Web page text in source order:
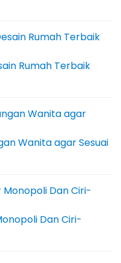
Rumah Terbaik
Wanita agar Sesuai
Dan Ciri-